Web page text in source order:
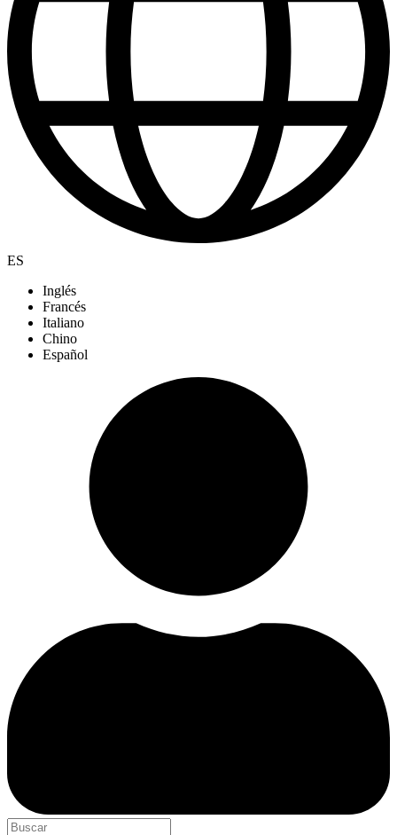
ES
Inglés
Francés
Italiano
Chino
Español